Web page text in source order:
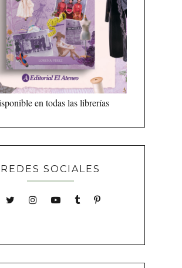
en todas las librerías
REDES SOCIALES